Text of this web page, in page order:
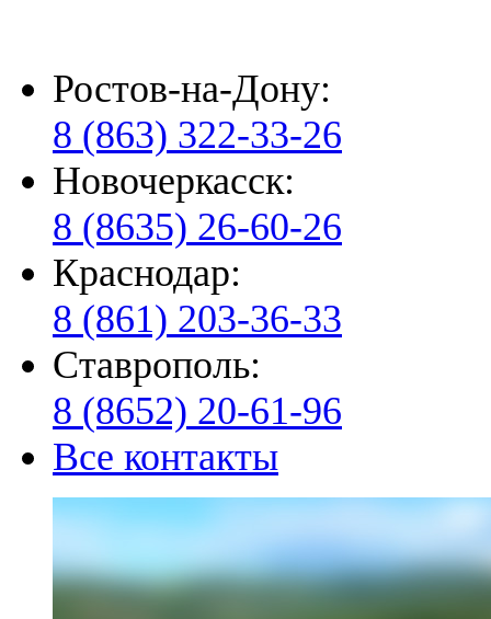
Ростов-на-Дону:
8 (863) 322-33-26
Новочеркасск:
8 (8635) 26-60-26
Краснодар:
8 (861) 203-36-33
Ставрополь:
8 (8652) 20-61-96
Все контакты